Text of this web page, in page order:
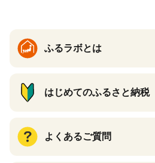
ふるラボとは
はじめてのふるさと納税
よくあるご質問